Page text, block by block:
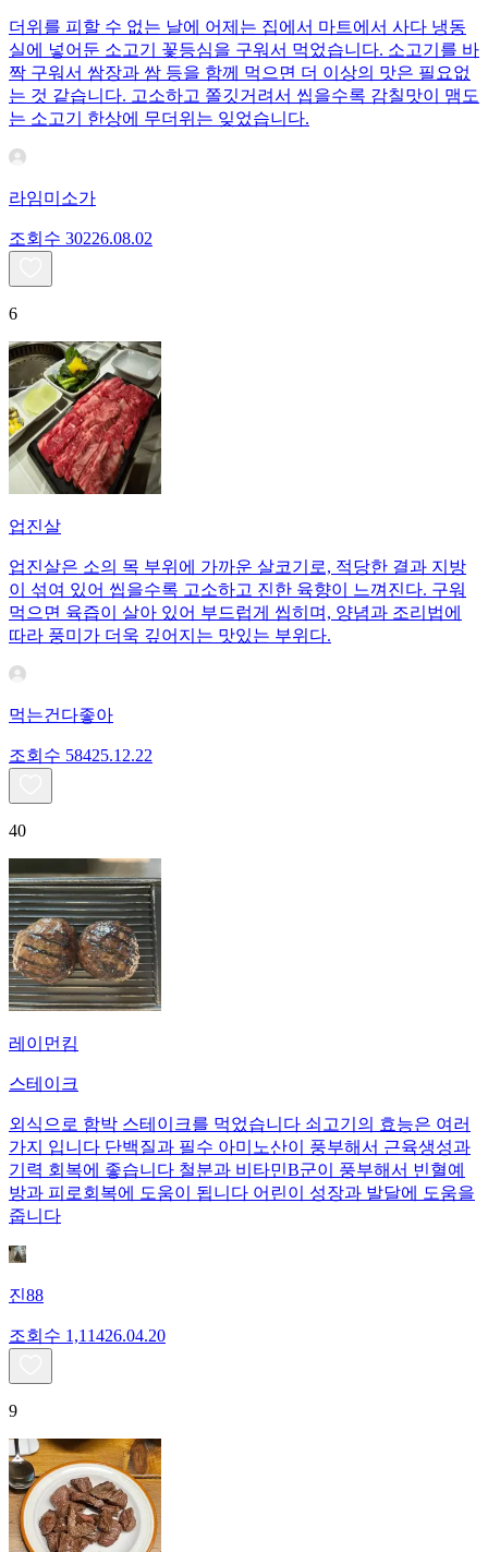
더위를 피할 수 없는 날에 어제는 집에서 마트에서 사다 냉동
실에 넣어둔 소고기 꽃등심을 구워서 먹었습니다. 소고기를 바
짝 구워서 쌈장과 쌈 등을 함께 먹으면 더 이상의 맛은 필요없
는 것 같습니다. 고소하고 쫄깃거려서 씹을수록 감칠맛이 맴도
는 소고기 한상에 무더위는 잊었습니다.
라임미소가
조회수 30226.08.02
6
업진살
업진살은 소의 목 부위에 가까운 살코기로, 적당한 결과 지방
이 섞여 있어 씹을수록 고소하고 진한 육향이 느껴진다. 구워
먹으면 육즙이 살아 있어 부드럽게 씹히며, 양념과 조리법에
따라 풍미가 더욱 깊어지는 맛있는 부위다.
먹는건다좋아
조회수 58425.12.22
40
레이먼킴
스테이크
외식으로 함박 스테이크를 먹었습니다 쇠고기의 효능은 여러
가지 입니다 단백질과 필수 아미노산이 풍부해서 근육생성과
기력 회복에 좋습니다 철분과 비타민B군이 풍부해서 빈혈예
방과 피로회복에 도움이 됩니다 어린이 성장과 발달에 도움을
줍니다
진88
조회수 1,11426.04.20
9